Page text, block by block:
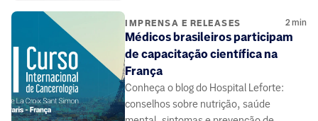
IMPRENSA E RELEASES 2min
Médicos brasileiros participam
de capacitação científica na
França
Conheça o blog do Hospital Leforte:
conselhos sobre nutrição, saúde